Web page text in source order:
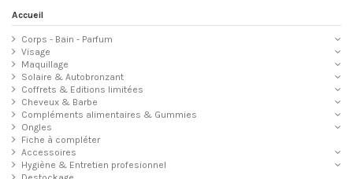
Accueil
Corps - Bain - Parfum
Visage
Maquillage
Solaire & Autobronzant
Coffrets & Editions limitées
Cheveux & Barbe
Compléments alimentaires & Gummies
Ongles
Fiche à compléter
Accessoires
Hygiène & Entretien profesionnel